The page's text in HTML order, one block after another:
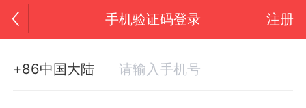
手机验证码登录 注册
+86中国大陆